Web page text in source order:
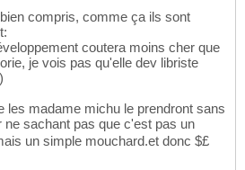
compris, comme ça ils sont
coutera moins cher que
je vois pas qu'elle dev libriste
les madame michu le prendront sans
sachant pas que c'est pas un
un simple mouchard.et donc $£